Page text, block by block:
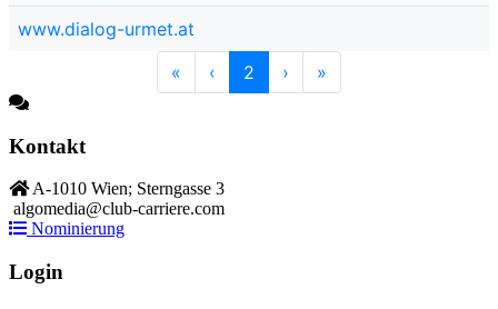
www.dialog-urmet.at
«
‹ 2 › »
Kontakt
A-1010 Wien; Sterngasse 3
algomedia@club-carriere.com
Nominierung
Login